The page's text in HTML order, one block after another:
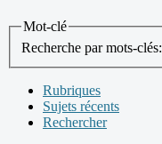
Mot-clé
Recherche par mots-clés:
Rubriques
Sujets récents
Rechercher